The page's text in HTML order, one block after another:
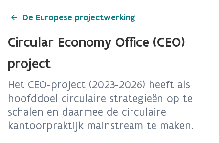
De Europese projectwerking
Circular Economy Office (CEO)
project
Het CEO-project (2023-2026) heeft als
hoofddoel circulaire strategieën op te
schalen en daarmee de circulaire
kantoorpraktijk mainstream te maken.